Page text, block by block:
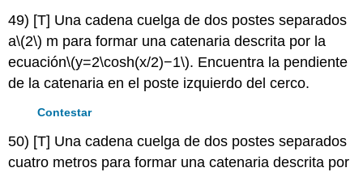
49) [T] Una cadena cuelga de dos postes separados
a\(2\) m para formar una catenaria descrita por la
ecuación\(y=2\cosh(x/2)−1\). Encuentra la pendiente
de la catenaria en el poste izquierdo del cerco.
Contestar
50) [T] Una cadena cuelga de dos postes separados
cuatro metros para formar una catenaria descrita por